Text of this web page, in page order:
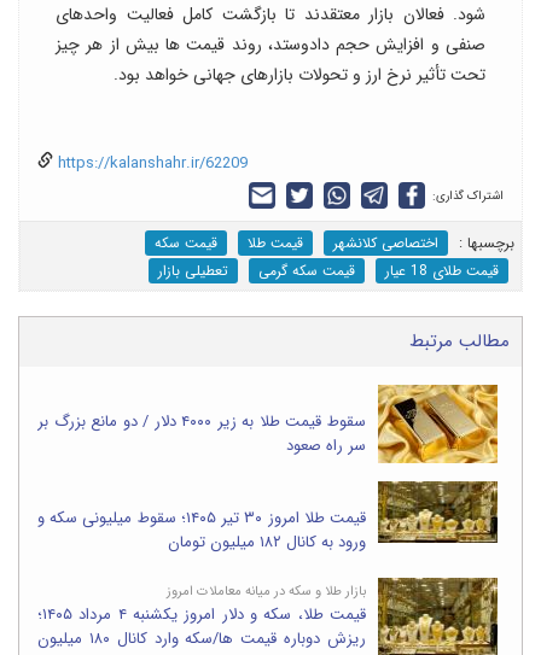
شود. فعالان بازار معتقدند تا بازگشت کامل فعالیت واحدهای
صنفی و افزایش حجم دادوستد، روند قیمت ها بیش از هر چیز
تحت تأثیر نرخ ارز و تحولات بازارهای جهانی خواهد بود.
https://kalanshahr.ir/62209
اشتراک گذاری:
برچسب‎ها : اختصاصی کلانشهر قیمت طلا
قیمت سکه
قیمت طلای 18 عیار
قیمت سکه گرمی تعطیلی بازار
مطالب مرتبط
سقوط قیمت طلا به زیر ۴۰۰۰ دلار / دو مانع بزرگ بر
سر راه صعود
قیمت طلا امروز ۳۰ تیر ۱۴۰۵؛ سقوط میلیونی سکه و
ورود به کانال ۱۸۲ میلیون تومان
بازار طلا و سکه در میانه معاملات امروز
قیمت طلا، سکه و دلار امروز یکشنبه ۴ مرداد ۱۴۰۵؛
ریزش دوباره قیمت ها/سکه وارد کانال ۱۸۰ میلیون